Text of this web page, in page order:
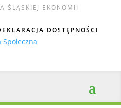
ŚLĄSKIEJ EKONOMII
DOSTĘPNOŚCI